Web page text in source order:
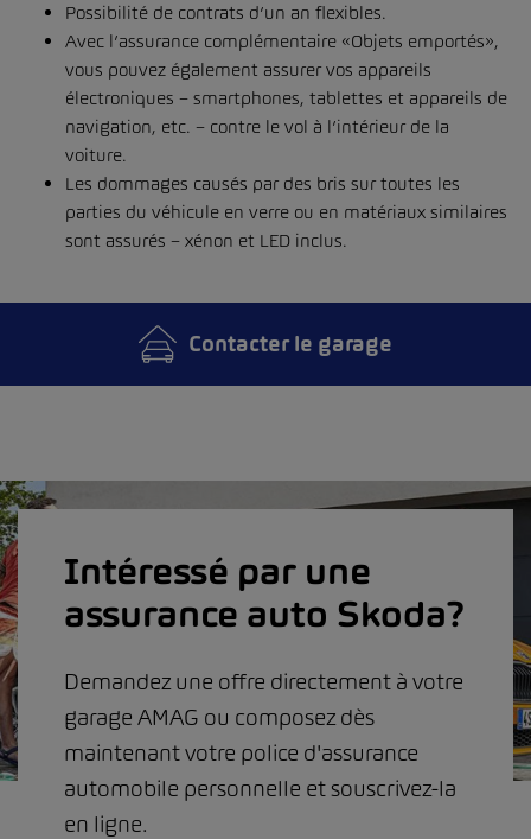
Possibilité de contrats d’un an flexibles.
Avec l’assurance complémentaire «Objets emportés»,
vous pouvez également assurer vos appareils
électroniques – smartphones, tablettes et appareils de
navigation, etc. – contre le vol à l’intérieur de la
voiture.
Les dommages causés par des bris sur toutes les
parties du véhicule en verre ou en matériaux similaires
sont assurés – xénon et LED inclus.
Contacter le garage
Intéressé par une
assurance auto Skoda?
Demandez une offre directement à votre
garage AMAG ou composez dès
maintenant votre police d'assurance
automobile personnelle et souscrivez-la
en ligne.